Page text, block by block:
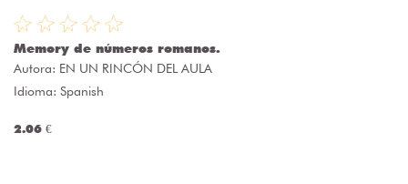
Memory de números romanos.
Autora: EN UN RINCÓN DEL AULA
Idioma: Spanish
2.06 €